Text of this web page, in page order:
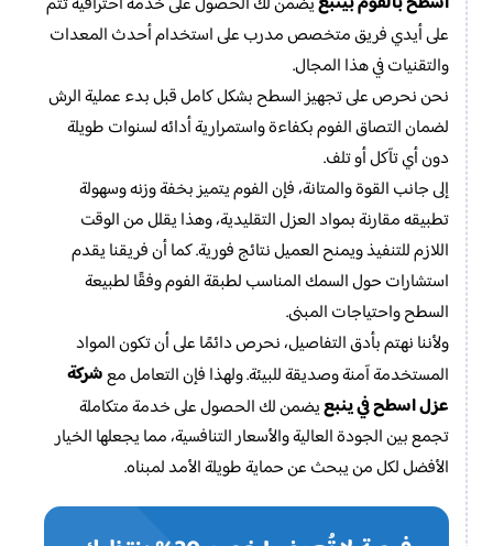
على أيدي فريق متخصص مدرب على استخدام أحدث المعدات
والتقنيات في هذا المجال.
نحن نحرص على تجهيز السطح بشكل كامل قبل بدء عملية الرش
لضمان التصاق الفوم بكفاءة واستمرارية أدائه لسنوات طويلة
دون أي تآكل أو تلف.
إلى جانب القوة والمتانة، فإن الفوم يتميز بخفة وزنه وسهولة
تطبيقه مقارنة بمواد العزل التقليدية، وهذا يقلل من الوقت
اللازم للتنفيذ ويمنح العميل نتائج فورية. كما أن فريقنا يقدم
استشارات حول السمك المناسب لطبقة الفوم وفقًا لطبيعة
السطح واحتياجات المبنى.
ولأننا نهتم بأدق التفاصيل، نحرص دائمًا على أن تكون المواد
المستخدمة آمنة وصديقة للبيئة. ولهذا فإن التعامل معشركة
عزل اسطح في ينبعيضمن لك الحصول على خدمة متكاملة
تجمع بين الجودة العالية والأسعار التنافسية، مما يجعلها الخيار
الأفضل لكل من يبحث عن حماية طويلة الأمد لمبناه.